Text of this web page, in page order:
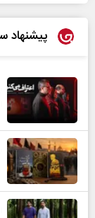
پیشنهاد